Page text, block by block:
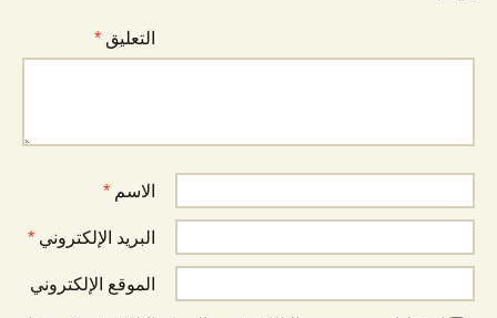
التعليق *
الاسم *
البريد الإلكتروني *
الموقع الإلكتروني